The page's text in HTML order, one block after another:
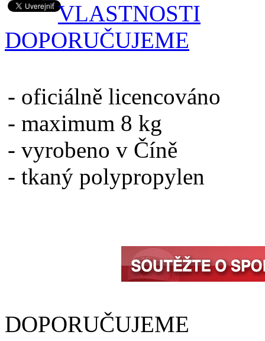
VLASTNOSTI
DOPORUČUJEME
- oficiálně licencováno
- maximum 8 kg
- vyrobeno v Číně
- tkaný polypropylen
DOPORUČUJEME